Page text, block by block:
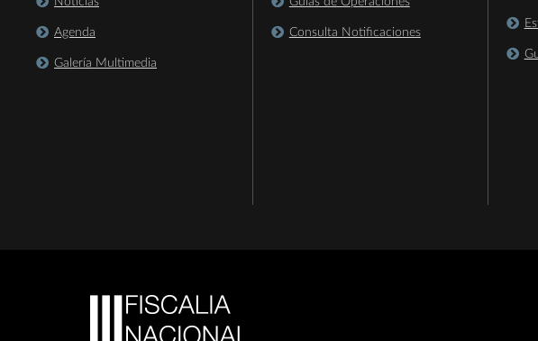
Agenda
Galería Multimedia
Consulta Notificaciones